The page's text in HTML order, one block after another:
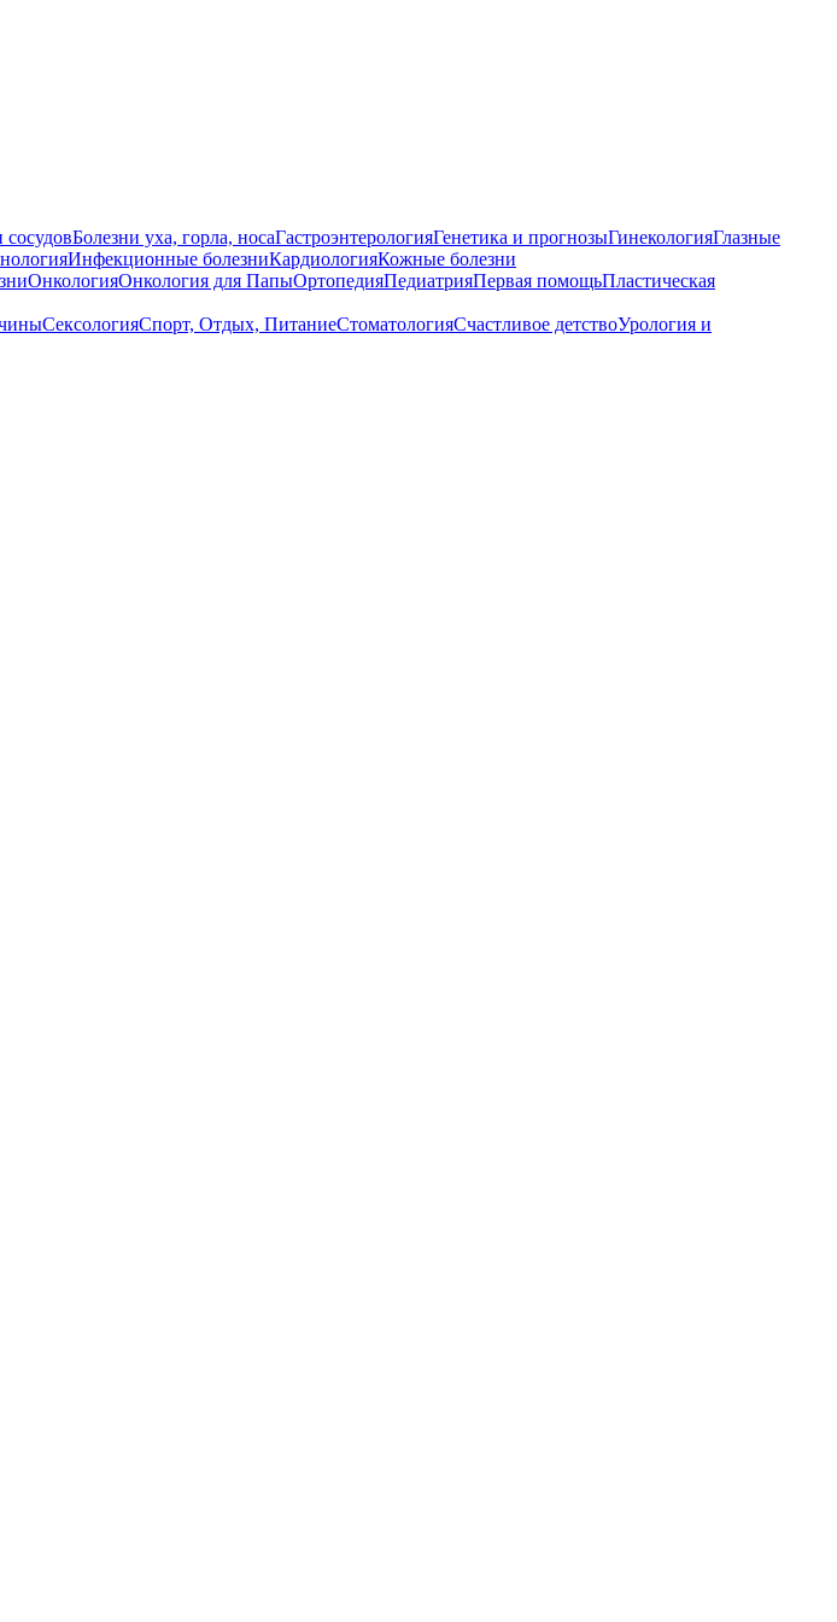
сосудовБолезни уха, горла, носаГастроэнтерологияГенетика и прогнозыГинекологияГлазные
Инфекционные болезниКардиологияКожные болезни
ОнкологияОнкология для ПапыОртопедияПедиатрияПервая помощьПластическая
СексологияСпорт, Отдых, ПитаниеСтоматологияСчастливое детствоУрология и